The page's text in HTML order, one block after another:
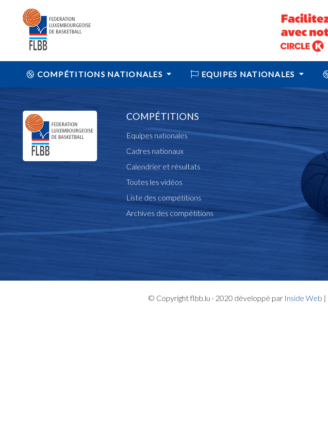
COMPÉTITIONS NATIONALES EQUIPES NATIONALES
COMPÉTITIONS
Equipes nationales
Cadres nationaux
Calendrier et résultats
Toutes les vidéos
Liste des compétitions
Archives des compétitions
© Copyright flbb.lu - 2020 développé par Inside Web |